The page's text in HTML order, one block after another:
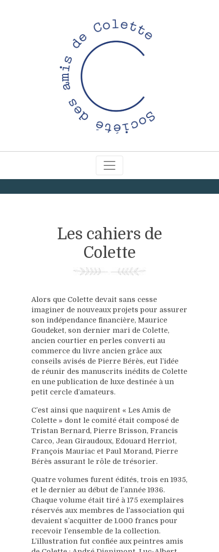
Les cahiers de
Colette
Alors que Colette devait sans cesse
imaginer de nouveaux projets pour assurer
son indépendance financière, Maurice
Goudeket, son dernier mari de Colette,
ancien courtier en perles converti au
commerce du livre ancien grâce aux
conseils avisés de Pierre Bérès, eut l’idée
de réunir des manuscrits inédits de Colette
en une publication de luxe destinée à un
petit cercle d’amateurs.
C’est ainsi que naquirent « Les Amis de
Colette » dont le comité était composé de
Tristan Bernard, Pierre Brisson, Francis
Carco, Jean Giraudoux, Edouard Herriot,
François Mauriac et Paul Morand, Pierre
Bérès assurant le rôle de trésorier.
Quatre volumes furent édités, trois en 1935,
et le dernier au début de l’année 1936.
Chaque volume était tiré à 175 exemplaires
réservés aux membres de l’association qui
devaient s’acquitter de 1.000 francs pour
recevoir l’ensemble de la collection.
L’illustration fut confiée aux peintres amis